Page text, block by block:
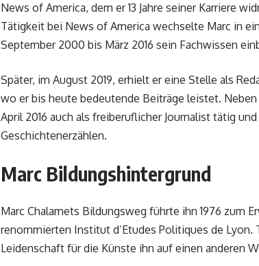
News of America, dem er 13 Jahre seiner Karriere
Tätigkeit bei News of America wechselte Marc in
September 2000 bis März 2016 sein Fachwissen
Später, im August 2019, erhielt er eine Stelle als
wo er bis heute bedeutende Beiträge leistet.
April 2016 auch als freiberuflicher Journalist tätig
Geschichtenerzählen.
Marc Bildungshintergrund
Marc Chalamets Bildungsweg führte ihn 1976 zum
renommierten Institut d’Etudes Politiques de
Leidenschaft für die Künste ihn auf einen anderen